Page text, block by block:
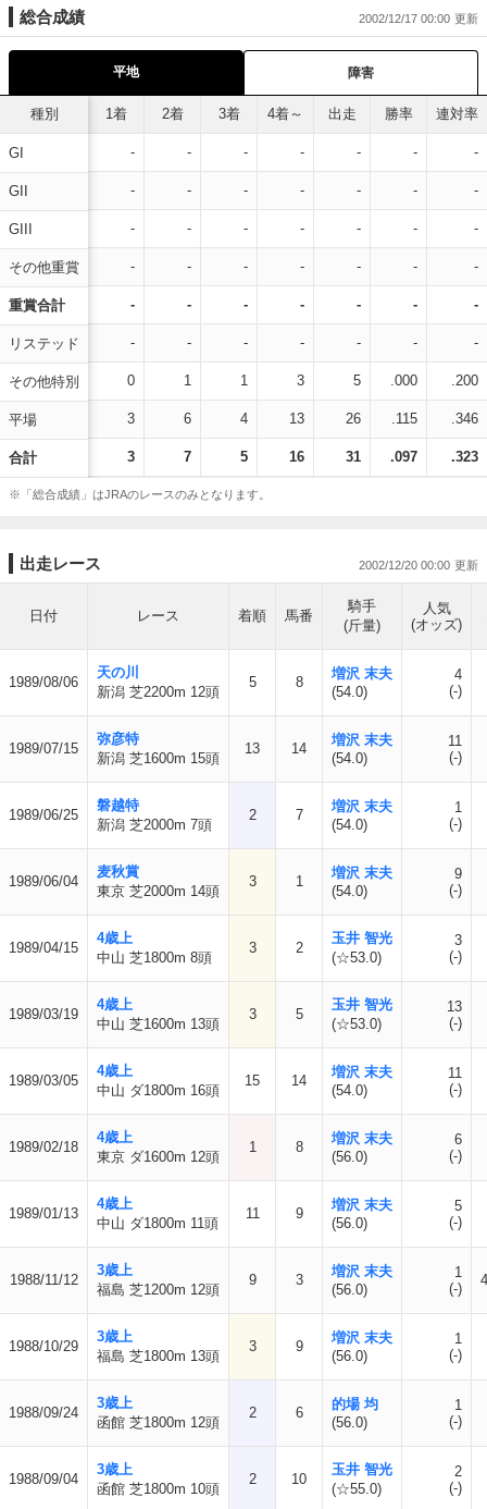
総合成績 2002/12/17 00:00
平地 障害
種別
GI
GII
GIII
その他重賞
重賞合計
リステッド
その他特別
平場
合計
1着 2着 3着 4着～ 出走 勝率 連対率
- - - - - - -
- - - - - - -
- - - - - - -
- - - - - - -
- - - - - - -
- - - - - - -
0 1 1 3 5 .000 .200
3 6 4 13 26 .115 .346
3 7 5 16 31 .097 .323
※「総合成績」はJRAのレースのみとなります。
出走レース 2002/12/20 00:00
日付 レース 着順 馬番
騎手
(斤量)
人気
(オッズ)
1989/08/06
天の川
新潟 芝2200m 12頭
5 8
増沢 末夫
(54.0)
4
(-)
1989/07/15
弥彦特
新潟 芝1600m 15頭
13 14
増沢 末夫
(54.0)
11
(-)
1989/06/25
磐越特
新潟 芝2000m 7頭
2 7
増沢 末夫
(54.0)
1
(-)
1989/06/04
麦秋賞
東京 芝2000m 14頭
3 1
増沢 末夫
(54.0)
9
(-)
1989/04/15
4歳上
中山 芝1800m 8頭
3 2
玉井 智光
(☆53.0)
3
(-)
1989/03/19
4歳上
中山 芝1600m 13頭
3 5
玉井 智光
(☆53.0)
13
(-)
1989/03/05
4歳上
中山 ダ1800m 16頭
15 14
増沢 末夫
(54.0)
11
(-)
1989/02/18
4歳上
東京 ダ1600m 12頭
1 8
増沢 末夫
(56.0)
6
(-)
1989/01/13
4歳上
中山 ダ1800m 11頭
11 9
増沢 末夫
(56.0)
5
(-)
1988/11/12
3歳上
福島 芝1200m 12頭
9 3
増沢 末夫
(56.0)
1
(-)
1988/10/29
3歳上
福島 芝1800m 13頭
3 9
増沢 末夫
(56.0)
1
(-)
1988/09/24
3歳上
函館 芝1800m 12頭
2 6
的場 均
(56.0)
1
(-)
1988/09/04
3歳上
函館 芝1800m 10頭
2 10
玉井 智光
(☆55.0)
2
(-)